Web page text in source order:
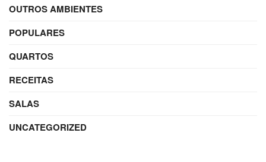
OUTROS AMBIENTES
POPULARES
QUARTOS
RECEITAS
SALAS
UNCATEGORIZED